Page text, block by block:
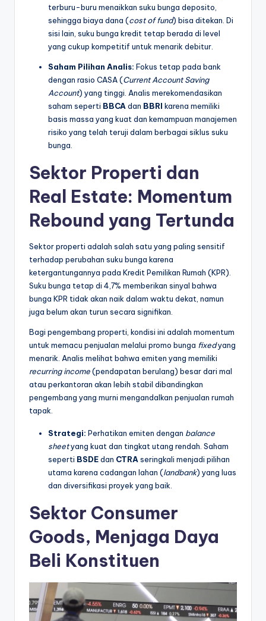
terburu-buru menaikkan suku bunga deposito,
sehingga biaya dana (cost of fund) bisa ditekan. Di
sisi lain, suku bunga kredit tetap berada di level
yang cukup kompetitif untuk menarik debitur.
Saham Pilihan Analis: Fokus tetap pada bank
dengan rasio CASA (Current Account Saving
Account) yang tinggi. Analis merekomendasikan
saham seperti BBCAdan BBRI karena memiliki
basis massa yang kuat dan kemampuan manajemen
risiko yang telah teruji dalam berbagai siklus suku
bunga.
Sektor Properti dan
Real Estate: Momentum
Rebound yang Tertunda
Sektor properti adalah salah satu yang paling sensitif
terhadap perubahan suku bunga karena
ketergantungannya pada Kredit Pemilikan Rumah (KPR).
Suku bunga tetap di 4,7% memberikan sinyal bahwa
bunga KPR tidak akan naik dalam waktu dekat, namun
juga belum akan turun secara signifikan.
Bagi pengembang properti, kondisi ini adalah momentum
untuk memacu penjualan melalui promo bunga fixedyang
menarik. Analis melihat bahwa emiten yang memiliki
recurring income(pendapatan berulang) besar dari mal
atau perkantoran akan lebih stabil dibandingkan
pengembang yang murni mengandalkan penjualan rumah
tapak.
Strategi: Perhatikan emiten dengan balance
sheetyang kuat dan tingkat utang rendah. Saham
seperti BSDEdan CTRAseringkali menjadi pilihan
utama karena cadangan lahan (landbank) yang luas
dan diversifikasi proyek yang baik.
Sektor Consumer
Goods, Menjaga Daya
Beli Konstituen